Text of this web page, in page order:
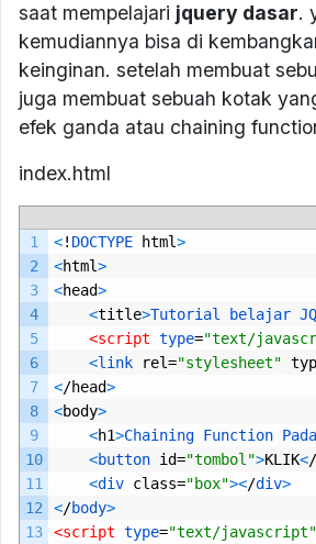
saat mempelajari jquery dasar.
kemudiannya bisa di
keinginan. setelah membuat
juga membuat sebuah kotak
efek ganda atau chaining
index.html
1
2
3
4
5
6
7
8
9
10
11
12
13
<! DOCTYPE html>
<html>
<head>
<title>Tutorial belajar
<script type="text/
<link rel="stylesheet"
</head>
<body>
<h1>Chaining Function Pada
<button id="tombol">KLIK</
<div class="box"></div>
</body>
<script type="text/javascript"